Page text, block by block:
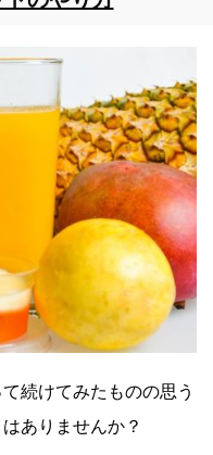
続けてみたものの思う
ありませんか？